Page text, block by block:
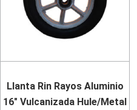
Llanta Rin Rayos Aluminio
16″ Vulcanizada Hule/Metal